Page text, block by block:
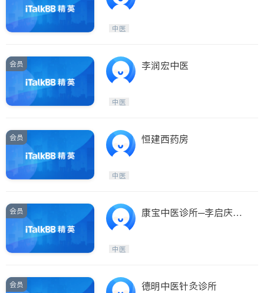
中医
会员 李润宏中医
中医
会员 恒建西药房
中医
会员
康宝中医诊所─李启庆中
中医
会员 德明中医针灸诊所